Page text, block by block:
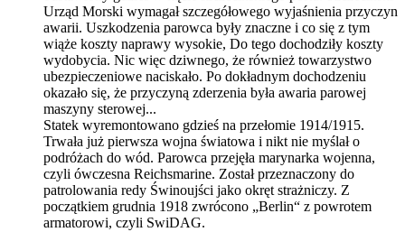
Urząd Morski wymagał szczegółowego wyjaśnienia przyczyn
awarii. Uszkodzenia parowca były znaczne i co się z tym
wiąże koszty naprawy wysokie, Do tego dochodziły koszty
wydobycia. Nic więc dziwnego, że również towarzystwo
ubezpieczeniowe naciskało. Po dokładnym dochodzeniu
okazało się, że przyczyną zderzenia była awaria parowej
maszyny sterowej...
Statek wyremontowano gdzieś na przełomie 1914/1915.
Trwała już pierwsza wojna światowa i nikt nie myślał o
podróżach do wód. Parowca przejęła marynarka wojenna,
czyli ówczesna Reichsmarine. Został przeznaczony do
patrolowania redy Świnoujści jako okręt strażniczy. Z
początkiem grudnia 1918 zwrócono „Berlin“ z powrotem
armatorowi, czyli SwiDAG.